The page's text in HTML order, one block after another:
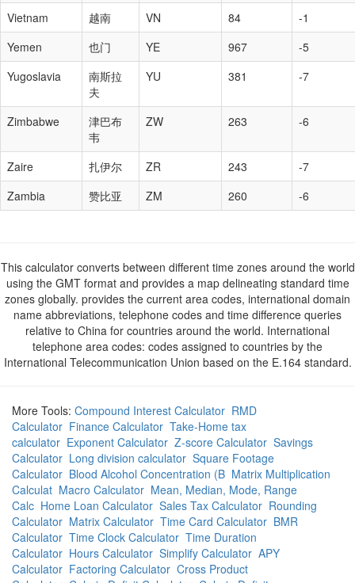
Vietnam 越南 VN 84
-1
Yemen
也门 YE 967
-5
Yugoslavia
南斯拉
夫
YU 381 -7
Zimbabwe
津巴布
韦
ZW 263 -6
Zaire 扎伊尔 ZR 243
-7
Zambia
赞比亚 ZM 260 -6
This calculator converts between different time zones around the world
using the GMT format and provides a map delineating standard time
zones globally. provides the current area codes, international domain
name abbreviations, telephone codes and time difference queries
relative to China for countries around the world. International
telephone area codes: codes assigned to countries by the
International Telecommunication Union based on the E.164 standard.
More Tools: Compound Interest Calculator RMD
Calculator Finance Calculator Take-Home tax
calculator Exponent Calculator Z-score Calculator Savings
Calculator Long division calculator Square Footage
Calculator Blood Alcohol Concentration (B Matrix Multiplication
Calculat Macro Calculator Mean, Median, Mode, Range
Calc Home Loan Calculator Sales Tax Calculator Rounding
Calculator Matrix Calculator Time Card Calculator BMR
Calculator Time Clock Calculator Time Duration
Calculator Hours Calculator Simplify Calculator APY
Calculator Factoring Calculator Cross Product